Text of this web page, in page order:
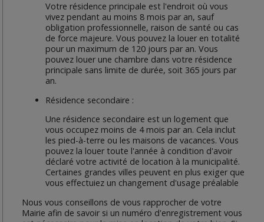
Votre résidence principale est l'endroit où vous
vivez pendant au moins 8 mois par an, sauf
obligation professionnelle, raison de santé ou cas
de force majeure. Vous pouvez la louer en totalité
pour un maximum de 120 jours par an. Vous
pouvez louer une chambre dans votre résidence
principale sans limite de durée, soit 365 jours par
an.
Résidence secondaire :
Une résidence secondaire est un logement que
vous occupez moins de 4 mois par an. Cela inclut
les pied-à-terre ou les maisons de vacances. Vous
pouvez la louer toute l'année à condition d'avoir
déclaré votre activité de location à la municipalité.
Certaines grandes villes peuvent en plus exiger que
vous effectuiez un changement d'usage préalable
Nous vous conseillons de vous rapprocher de votre
Mairie afin de savoir si un numéro d'enregistrement vous